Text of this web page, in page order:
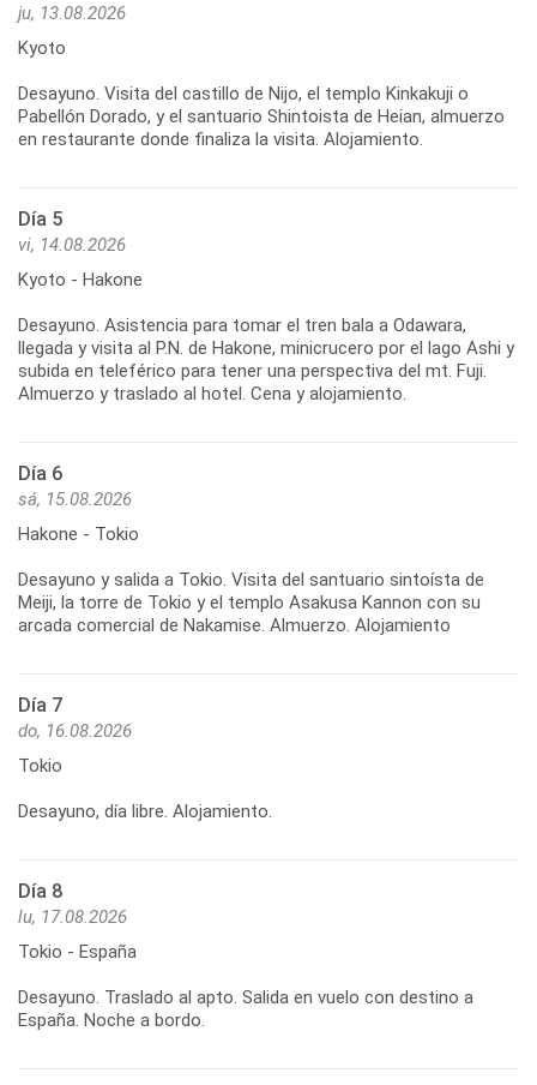
ju, 13.08.2026
Kyoto
Desayuno. Visita del castillo de Nijo, el templo Kinkakuji o
Pabellón Dorado, y el santuario Shintoista de Heian, almuerzo
en restaurante donde finaliza la visita. Alojamiento.
Día 5
vi, 14.08.2026
Kyoto - Hakone
Desayuno. Asistencia para tomar el tren bala a Odawara,
llegada y visita al P.N. de Hakone, minicrucero por el lago Ashi y
subida en teleférico para tener una perspectiva del mt. Fuji.
Almuerzo y traslado al hotel. Cena y alojamiento.
Día 6
sá, 15.08.2026
Hakone - Tokio
Desayuno y salida a Tokio. Visita del santuario sintoísta de
Meiji, la torre de Tokio y el templo Asakusa Kannon con su
arcada comercial de Nakamise. Almuerzo. Alojamiento
Día 7
do, 16.08.2026
Tokio
Desayuno, día libre. Alojamiento.
Día 8
lu, 17.08.2026
Tokio - España
Desayuno. Traslado al apto. Salida en vuelo con destino a
España. Noche a bordo.